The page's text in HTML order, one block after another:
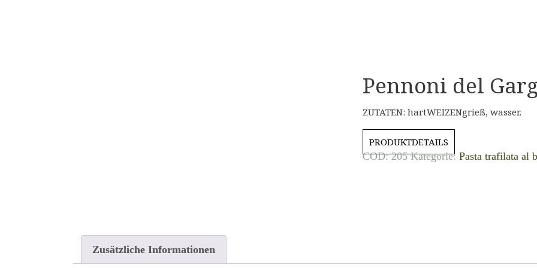
Pennoni del
ZUTATEN: hartWEIZENgrieß, wasser.
PRODUKTDETAILS
COD:205 Kategorie:Pasta trafilata al
Zusätzliche Informationen